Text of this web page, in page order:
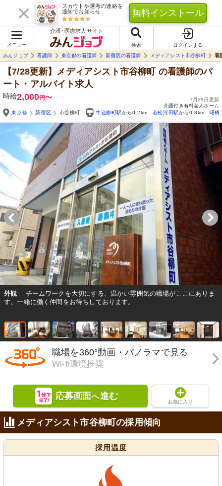
スカウトや選考の連絡を
通知でお知らせ
無料インストール
メニュー
介護･医療求人サイト
検索
ログインする
みんジョブ
看護師 東京都の看護師 新宿区の看護師 メディアシスト市谷柳町 看
【7/28更新】メディアシスト市谷柳町の看護師のパ
ート・アルバイト求人
時給2,000円〜
7月28日更新
介護付き有料老人ホーム
東京都
新宿区 市谷柳町 牛込柳町駅から0.2km 若松河田駅から0.8km 曙橋
自
外観
チームワークを大切にする、温かい雰囲気の職場がここにありま
す。一緒に働く仲間をお待ちしております。
職場を360°動画・パノラマで見る
Wi-fi環境推奨
応募画面へ進む
お気に入り
メディアシスト市谷柳町の採用傾向
採用温度